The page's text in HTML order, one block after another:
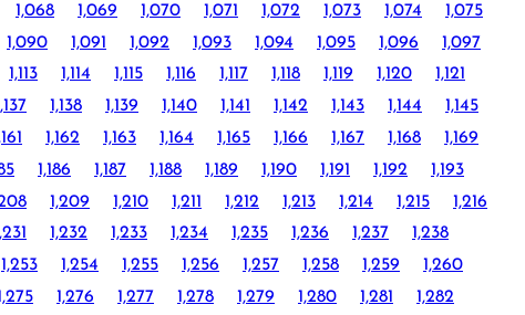
1,068 1,069 1,070 1,071 1,072 1,073 1,074
1,075
1,090 1,091 1,092 1,093 1,094 1,095 1,096
1,097
1,113 1,114 1,115 1,116 1,117 1,118 1,119 1,120
1,121
1,138 1,139 1,140 1,141 1,142 1,143 1,144
1,145
1,162 1,163 1,164 1,165 1,166 1,167 1,168
1,169
1,186 1,187 1,188 1,189 1,190 1,191 1,192
1,193
1,209 1,210 1,211 1,212 1,213 1,214 1,215
1,216
1,232 1,233 1,234 1,235 1,236 1,237
1,238
1,253 1,254 1,255 1,256 1,257 1,258 1,259
1,260
1,276 1,277 1,278 1,279 1,280 1,281
1,282